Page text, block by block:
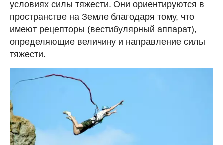
условиях силы тяжести. Они ориентируются в
пространстве на Земле благодаря тому, что
имеют рецепторы (вестибулярный аппарат),
определяющие величину и направление силы
тяжести.